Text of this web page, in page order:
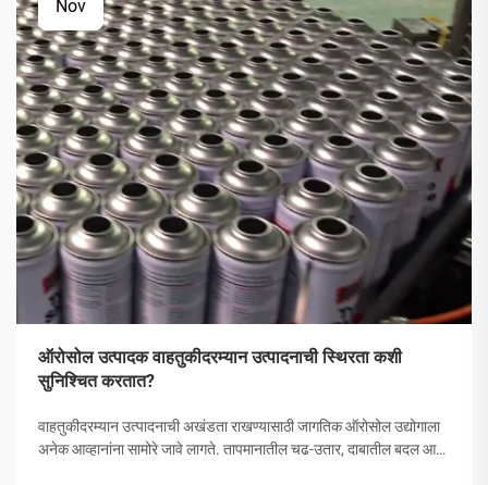
Nov
ऑरोसोल उत्पादक वाहतुकीदरम्यान उत्पादनाची स्थिरता कशी
सुनिश्चित करतात?
वाहतुकीदरम्यान उत्पादनाची अखंडता राखण्यासाठी जागतिक ऑरोसोल उद्योगाला
अनेक आव्हानांना सामोरे जावे लागते. तापमानातील चढ-उतार, दाबातील बदल आणि